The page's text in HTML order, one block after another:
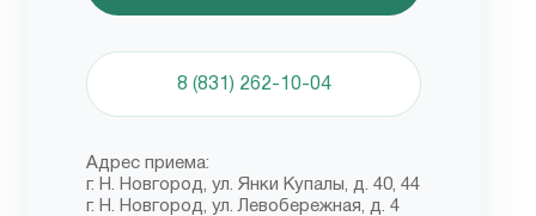
8 (831) 262-10-04
Адрес приема:
г. Н. Новгород, ул. Янки Купалы, д. 40, 44
г. Н. Новгород, ул. Левобережная, д. 4